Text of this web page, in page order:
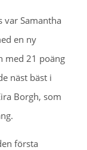
var Samantha
en ny
med 21 poäng
näst bäst i
Borgh, som
första